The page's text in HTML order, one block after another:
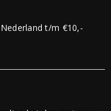
t/m €10,-